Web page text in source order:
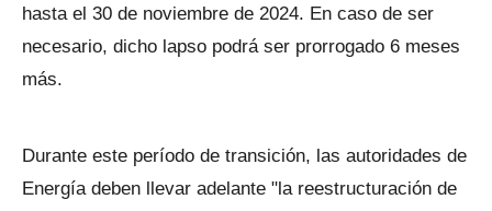
hasta el 30 de noviembre de 2024. En caso de ser
necesario, dicho lapso podrá ser prorrogado 6 meses
más.
Durante este período de transición, las autoridades de
Energía deben llevar adelante "la reestructuración de